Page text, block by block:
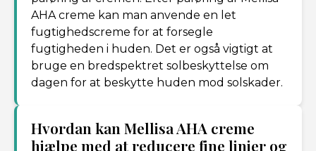
AHA creme kan man anvende en let
fugtighedscreme for at forsegle
fugtigheden i huden. Det er også vigtigt at
bruge en bredspektret solbeskyttelse om
dagen for at beskytte huden mod solskader.
Hvordan kan Mellisa AHA creme
hjælpe med at reducere fine linjer og